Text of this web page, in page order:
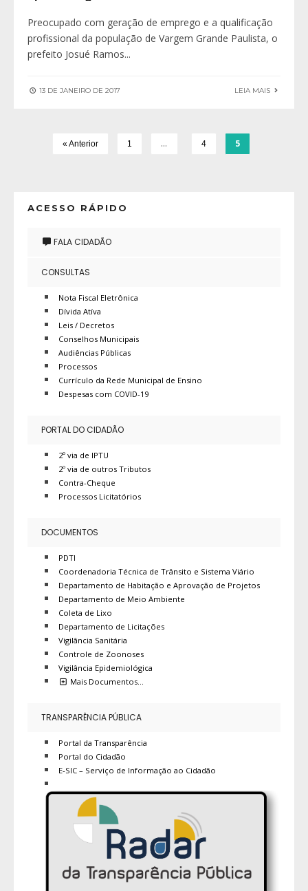
Preocupado com geração de emprego e a qualificação
profissional da população de Vargem Grande Paulista, o
prefeito Josué Ramos...
13 DE JANEIRO DE 2017 LEIA MAIS
« Anterior 1 … 4 5
ACESSO RÁPIDO
FALA CIDADÃO
CONSULTAS
Nota Fiscal Eletrônica
Dívida Atíva
Leis / Decretos
Conselhos Municipais
Audiências Públicas
Processos
Currículo da Rede Municipal de Ensino
Despesas com COVID-19
PORTAL DO CIDADÃO
2º via de IPTU
2º via de outros Tributos
Contra-Cheque
Processos Licitatórios
DOCUMENTOS
PDTI
Coordenadoria Técnica de Trânsito e Sistema Viário
Departamento de Habitação e Aprovação de Projetos
Departamento de Meio Ambiente
Coleta de Lixo
Departamento de Licitações
Vigilância Sanitária
Controle de Zoonoses
Vigilância Epidemiológica
Mais Documentos…
TRANSPARÊNCIA PÚBLICA
Portal da Transparência
Portal do Cidadão
E-SIC – Serviço de Informação ao Cidadão